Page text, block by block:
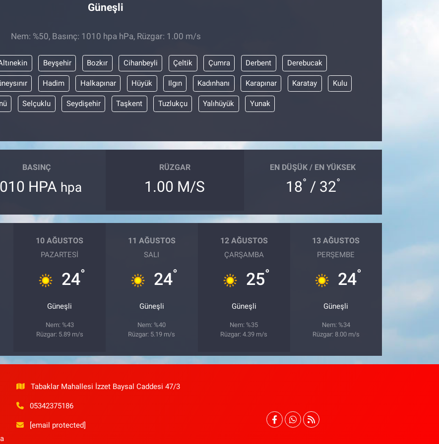
Güneşli
Nem: %50, Basınç: 1010 hpa hPa, Rüzgar: 1.00 m/s
Beyşehir Bozkır Cihanbeyli Çeltik Çumra Derbent Derebucak
Hadim Halkapınar Hüyük Ilgın Kadınhanı Karapınar Karatay Kulu
Selçuklu Seydişehir Taşkent Tuzlukçu Yalıhüyük Yunak
BASINÇ
HPA hpa
RÜZGAR
1.00 M/S
EN DÜŞÜK / EN YÜKSEK
18° / 32°
10 AĞUSTOS
PAZARTESI
24°
Güneşli
Nem: %43
Rüzgar: 5.89 m/s
11 AĞUSTOS
SALI
24°
Güneşli
Nem: %40
Rüzgar: 5.19 m/s
12 AĞUSTOS
ÇARŞAMBA
25°
Güneşli
Nem: %35
Rüzgar: 4.39 m/s
13 AĞUSTOS
PERŞEMBE
24°
Güneşli
Nem: %34
Rüzgar: 8.00 m/s
Tabaklar Mahallesi İzzet Baysal Caddesi 47/3
05342375186
[email protected]